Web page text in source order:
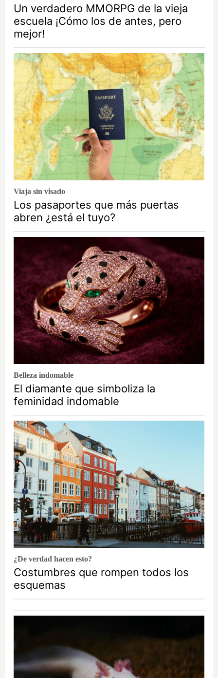
Un verdadero MMORPG de la vieja
escuela ¡Cómo los de antes, pero
mejor!
Viaja sin visado
Los pasaportes que más puertas
abren ¿está el tuyo?
Belleza indomable
El diamante que simboliza la
feminidad indomable
¿De verdad hacen esto?
Costumbres que rompen todos los
esquemas